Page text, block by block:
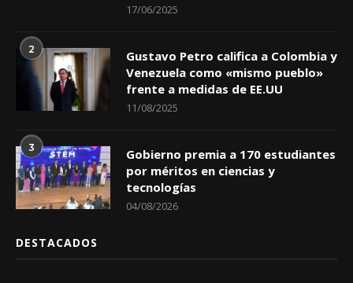
17/06/2025
2
Gustavo Petro califica a Colombia y
Venezuela como «mismo pueblo»
frente a medidas de EE.UU
11/08/2025
3
Gobierno premia a 170 estudiantes
por méritos en ciencias y
tecnologías
04/08/2026
DESTACADOS